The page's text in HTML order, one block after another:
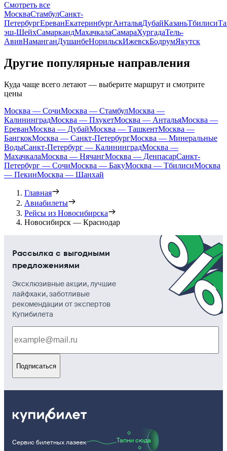
Смотреть все
МоскваСтамбулСанкт-
ПетербургЕреванЕкатеринбургАнтальяДубайКазаньТбилиси
эш-ШейхСамаркандМахачкалаСамараХургадаТель-
АвивНаманганДушанбеНорильскИжевскБодрумЯкутск
Другие популярные направления
Куда чаще всего летают — выберите маршрут и смотрите
цены
Москва — СочиМосква — СтамбулМосква —
КалининградМосква — ПхукетМосква — АнтальяМосква —
ЕреванМосква — ДубайМосква — ТашкентМосква —
БангкокМосква — Санкт-ПетербургМосква — Минеральные
ВодыСанкт-Петербург — КалининградМосква —
МахачкалаМосква — НячангМосква — ДенпасарСанкт-
Петербург — СочиМосква — БакуМосква — ТбилисиМосква
— ПекинМосква — Шанхай
Главная
Авиабилеты
Рейсы из Новосибирска
Новосибирск — Краснодар
Рассылка с выгодными
предложениями
Эксклюзивные акции, лучшие
лайфхаки, заботливые
рекомендации от экспертов
Купибилета
Подписаться
Сервис билетных лазеек Тапни сюда